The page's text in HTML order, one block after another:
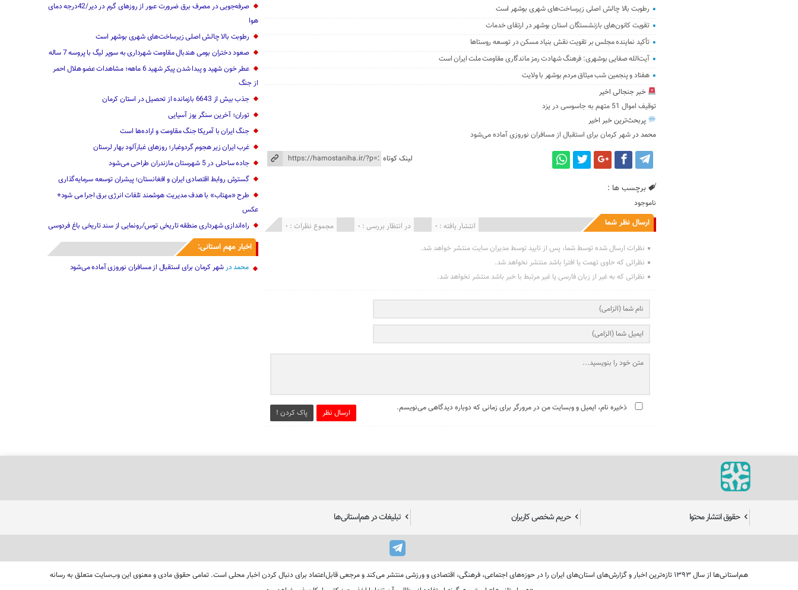
رطوبت بالا چالش اصلی زیرساخت‌های شهری بوشهر است
تقویت کانون‌های بازنشستگان استان بوشهر در ارتقای خدمات
تأکید نماینده مجلس بر تقویت نقش بنیاد مسکن در توسعه روستاها
آیت‌الله صفایی بوشهری: فرهنگ شهادت رمز ماندگاری مقاومت ملت ایران است
هفتاد و پنجمین شب میثاق مردم بوشهر با ولایت
خبر جنجالی اخیر
توقیف اموال 51 متهم به جاسوسی در یزد
پربحث‌ترین خبر اخیر
محمد درشهر کرمان برای استقبال از مسافران نوروزی آماده می‌شود
لینک کوتاه
برچسب ها :
ناموجود
ارسال نظر شما مجموع نظرات : 0 در انتظار بررسی : 0 انتشار یافته : 0
نظرات ارسال شده توسط شما، پس از تایید توسط مدیران سایت منتشر خواهد شد.
نظراتی که حاوی تهمت یا افترا باشد منتشر نخواهد شد.
نظراتی که به غیر از زبان فارسی یا غیر مرتبط با خبر باشد منتشر نخواهد شد.
ارسال نظر پاک کردن ! ذخیره نام، ایمیل و وبسایت من در مرورگر برای زمانی که دوباره دیدگاهی می‌نویسم.
صرفه‌جویی در مصرف برق ضرورت عبور از روزهای گرم در دیر/42درجه دمای
هوا
رطوبت بالا چالش اصلی زیرساخت‌های شهری بوشهر است
صعود دختران بومی هندبال مقاومت شهرداری به سوپر لیگ با پروسه 7 ساله
عطر خون شهید و پبدا شدن پیکر شهید 6 ماهه؛ مشاهدات عضو هلال احمر
از جنگ
جذب بیش از 6643 بازمانده از تحصیل در استان کرمان
توران؛ آخرین سنگر یوز آسیایی
جنگ ایران با آمریکا جنگ مقاومت و اراده‌ها است
غرب ایران زیر هجوم گردوغبار؛ روزهای غبارآلود بهار لرستان
جاده ساحلی در 5 شهرستان مازندران طراحی می‌شود
گسترش روابط اقتصادی ایران و افغانستان؛ پیشران توسعه سرمایه‌گذاری
طرح «مهتاب» با هدف مدیریت هوشمند تلفات انرژی برق اجرا می شود+
عکس
راه‌اندازی شهرداری منطقه تاریخی توس/رونمایی از سند تاریخی باغ فردوسی
اخبار مهم استانی:
محمددر شهر کرمان برای استقبال از مسافران نوروزی آماده می‌شود
حقوق انتشار محتوا حریم شخصی کاربران تبلیغات در هم‌استانی‌ها
هم‌استانی‌ها از سال ۱۳۹۳ تازه‌ترین اخبار و گزارش‌های استان‌های ایران را در حوزه‌های اجتماعی، فرهنگی، اقتصادی و ورزشی منتشر می‌کند و مرجعی قابل‌اعتماد برای دنبال کردن اخبار محلی است. تمامی حقوق مادی و معنوی این وب‌سایت متعلق به رسانه